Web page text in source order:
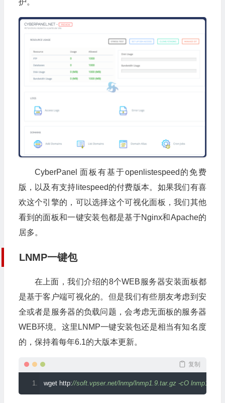
CyberPanel 面板有基于openlistespeed的免费
版，以及有支持litespeed的付费版本。如果我们有喜
欢这个引擎的，可以选择这个可视化面板，我们其他
看到的面板和一键安装包都是基于Nginx和Apache的
居多。
LNMP一键包
在上面，我们介绍的8个WEB服务器安装面板都
是基于客户端可视化的。但是我们有些朋友考虑到安
全或者是服务器的负载问题，会考虑无面板的服务器
WEB环境。这里LNMP一键安装包还是相当有知名度
的，保持着每年6.1的大版本更新。
复制
wget http://soft.vpser.net/lnmp/lnmp1.9.tar.gz -cO